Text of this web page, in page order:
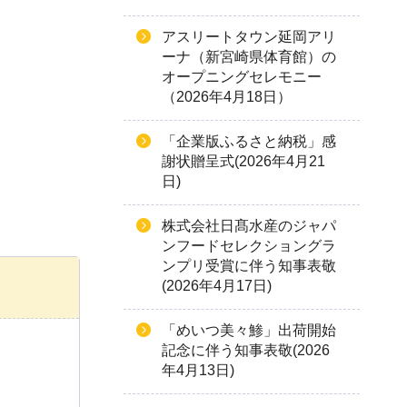
アスリートタウン延岡アリ
ーナ（新宮崎県体育館）の
オープニングセレモニー
（2026年4月18日）
「企業版ふるさと納税」感
謝状贈呈式(2026年4月21
日)
株式会社日髙水産のジャパ
ンフードセレクショングラ
ンプリ受賞に伴う知事表敬
(2026年4月17日)
「めいつ美々鯵」出荷開始
記念に伴う知事表敬(2026
年4月13日)